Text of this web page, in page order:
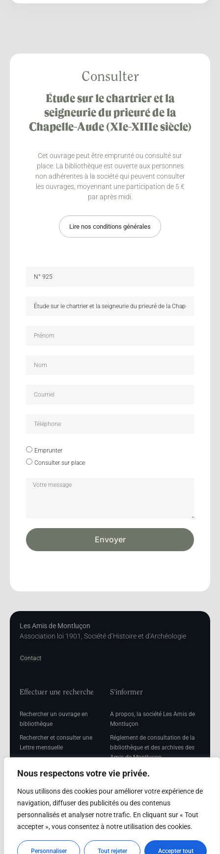
Nous respectons votre vie privée.
Nous utilisons des cookies pour améliorer votre expérience de
navigation, diffuser des publicités ou des contenus
personnalisés et analyser notre trafic. En cliquant sur « Tout
accepter », vous consentez à notre utilisation des cookies.
Personnaliser Tout rejeter Accepter tout
Consulter
Étude sur le chartrier et la
seigneurie du prieuré de la
Chapelle-Aude (XIe-XIIIe siècle)
Cet ouvrage peut être emprunté ou consulté sur
place. La bibliothèque est ouverte aux personnes
non adhérentes à la société qui peuvent consulter
les ouvrages, moyennant une participation de 5 €
par après midi.
Lire nos conditions générales
Emprunter
Consulter sur place
Envoyer
Les Amis de Montluçon
Association loi 1901, Société d’Histoire et d’Archéologie
Contact
Effectuer une recherche
Rechercher un ouvrage en
bibliothèque
Rechercher et consulter une
Lettre mensuelle
mensuelle
S'informer
A propos, la société Les Amis de
Montluçon
Réglement de consultation de la
bibliothèque et des archives des
Amis de Montluçon
Mentions légales
Adhérer